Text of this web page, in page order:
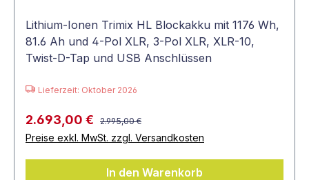
Lithium-Ionen Trimix HL Blockakku mit 1176 Wh,
81.6 Ah und 4-Pol XLR, 3-Pol XLR, XLR-10,
Twist-D-Tap und USB Anschlüssen
Lieferzeit: Oktober 2026
2.693,00 € 2.995,00 €
Preise exkl. MwSt. zzgl. Versandkosten
In den Warenkorb